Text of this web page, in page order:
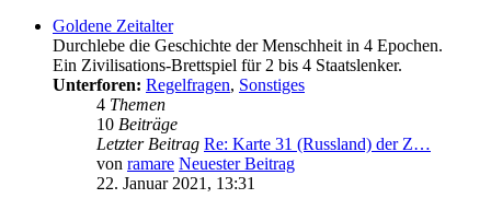
Goldene Zeitalter
Durchlebe die Geschichte der Menschheit in 4 Epochen.
Ein Zivilisations-Brettspiel für 2 bis 4 Staatslenker.
Unterforen: Regelfragen, Sonstiges
4 Themen
10 Beiträge
Letzter Beitrag Re: Karte 31 (Russland) der Z…
von ramare Neuester Beitrag
22. Januar 2021, 13:31